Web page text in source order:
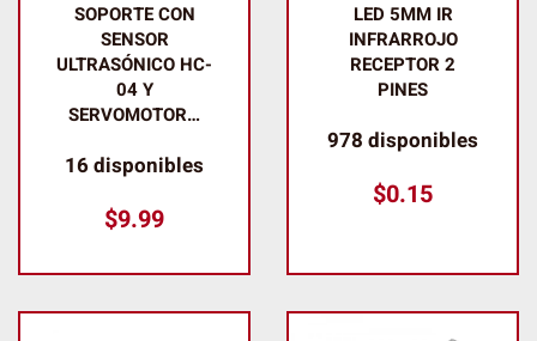
SOPORTE CON
SENSOR
ULTRASÓNICO HC-
04 Y
SERVOMOTOR…
16 disponibles
$9.99
LED 5MM IR
INFRARROJO
RECEPTOR 2
PINES
978 disponibles
$0.15